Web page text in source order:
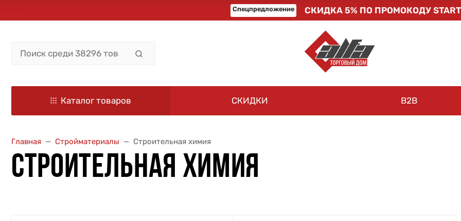
Спецпредложение СКИДКА 5% ПО ПРОМОКОДУ START
Каталог товаров СКИДКИ B2B
Главная Стройматериалы Строительная химия
СТРОИТЕЛЬНАЯ ХИМИЯ